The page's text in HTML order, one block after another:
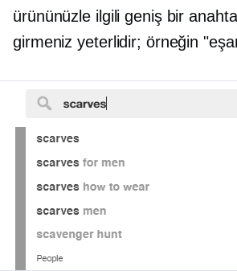
ürününüzle ilgili geniş bir
girmeniz yeterlidir; örneğin